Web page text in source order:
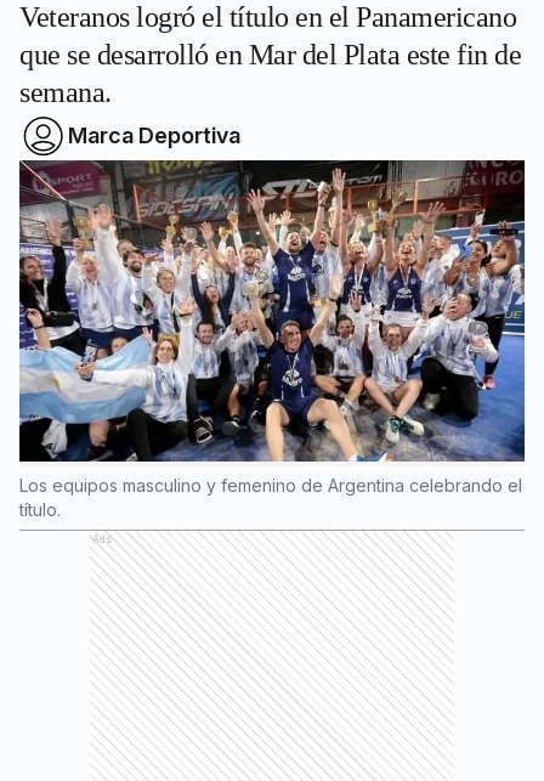
Veteranos logró el título en el Panamericano
que se desarrolló en Mar del Plata este fin de
semana.
Marca Deportiva
Los equipos masculino y femenino de Argentina celebrando el
título.
Ads